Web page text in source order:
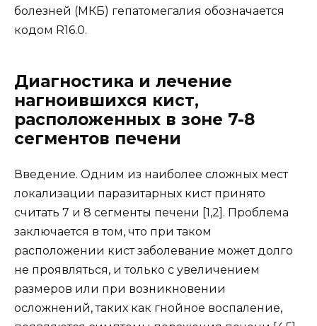
болезней (МКБ) гепатомегалия обозначается
кодом R16.0.
Диагностика и лечение
нагноившихся кист,
расположенных в зоне 7-8
сегментов печени
Введение. Одним из наиболее сложных мест
локализации паразитарных кист принято
считать 7 и 8 сегменты печени [1,2]. Проблема
заключается в том, что при таком
расположении кист заболевание может долго
не проявляться, и только с увеличением
размеров или при возникновении
осложнений, таких как гнойное воспаление,